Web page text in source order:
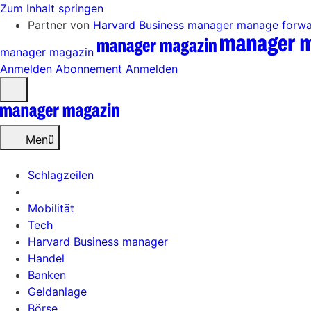
Zum Inhalt springen
Partner von Harvard Business manager manage
manager magazin
Anmelden Abonnement Anmelden
öffnen
Menü
Schlagzeilen
Mobilität
Tech
Harvard Business manager
Handel
Banken
Geldanlage
Börse